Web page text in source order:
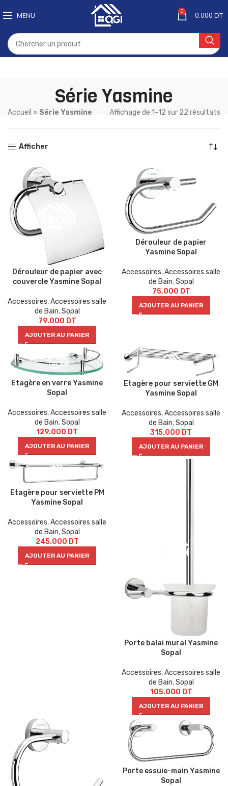
MENU 0 0.000 DT
Série Yasmine
Accueil » Série Yasmine Affichage de 1–12 sur 22 résultats
Afficher
Dérouleur de papier avec
couvercle Yasmine Sopal
Accessoires,Accessoires salle
de Bain,Sopal
79.000 DT
AJOUTER AU PANIER
Dérouleur de papier
Yasmine Sopal
Accessoires,Accessoires salle
de Bain,Sopal
75.000 DT
AJOUTER AU PANIER
Etagère en verre Yasmine
Sopal
Accessoires,Accessoires salle
de Bain,Sopal
129.000 DT
AJOUTER AU PANIER
Etagère pour serviette GM
Yasmine Sopal
Accessoires,Accessoires salle
de Bain,Sopal
315.000 DT
AJOUTER AU PANIER
Etagère pour serviette PM
Yasmine Sopal
Accessoires,Accessoires salle
de Bain,Sopal
245.000 DT
AJOUTER AU PANIER
Porte balai mural Yasmine
Sopal
Accessoires,Accessoires salle
de Bain,Sopal
105.000 DT
AJOUTER AU PANIER
Porte essuie-main Yasmine
Sopal